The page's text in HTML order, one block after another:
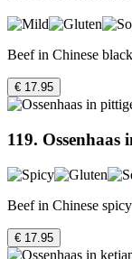
Beef in Chinese
€ 17.95
119. Ossenhaas
Beef in Chinese
€ 17.95